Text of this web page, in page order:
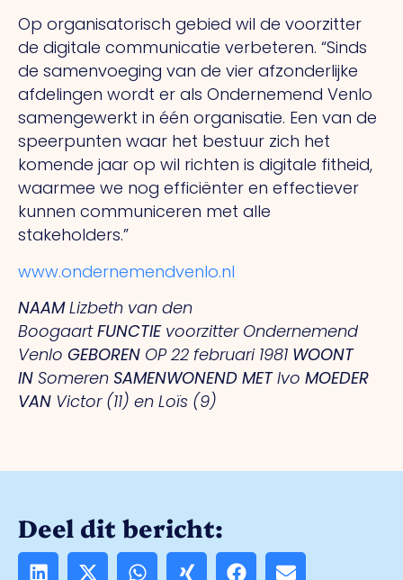
Op organisatorisch gebied wil de voorzitter
de digitale communicatie verbeteren. “Sinds
de samenvoeging van de vier afzonderlijke
afdelingen wordt er als Ondernemend Venlo
samengewerkt in één organisatie. Een van de
speerpunten waar het bestuur zich het
komende jaar op wil richten is digitale fitheid,
waarmee we nog efficiënter en effectiever
kunnen communiceren met alle
stakeholders.”
www.ondernemendvenlo.nl
NAAMLizbeth van den
BoogaartFUNCTIEvoorzitter Ondernemend
Venlo GEBOREN OP22 februari 1981 WOONT
IN Someren SAMENWONEND METIvo MOEDER
VAN Victor (11) en Loïs (9)
Deel dit bericht: